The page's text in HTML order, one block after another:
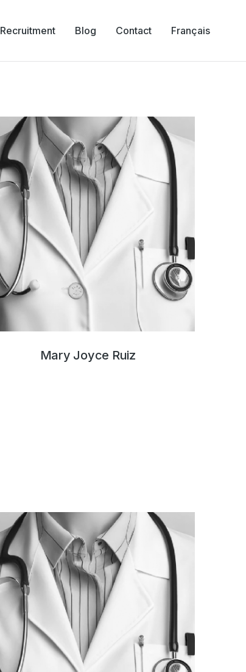
Recruitment Blog Contact Français
Mary Joyce Ruiz